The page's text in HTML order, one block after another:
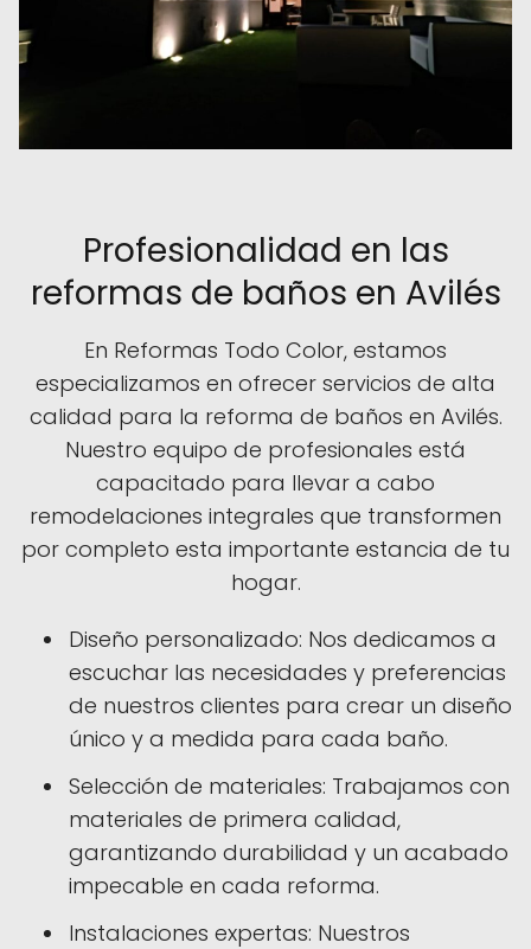
Profesionalidad en las
reformas de baños en Avilés
En Reformas Todo Color, estamos
especializamos en ofrecer servicios de alta
calidad para la reforma de baños en Avilés.
Nuestro equipo de profesionales está
capacitado para llevar a cabo
remodelaciones integrales que transformen
por completo esta importante estancia de tu
hogar.
Diseño personalizado: Nos dedicamos a
escuchar las necesidades y preferencias
de nuestros clientes para crear un diseño
único y a medida para cada baño.
Selección de materiales: Trabajamos con
materiales de primera calidad,
garantizando durabilidad y un acabado
impecable en cada reforma.
Instalaciones expertas: Nuestros